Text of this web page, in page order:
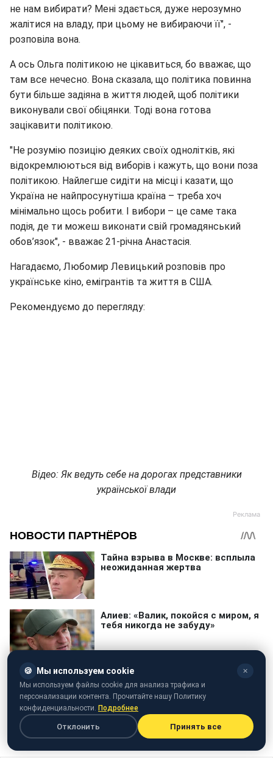
не нам вибирати? Мені здається, дуже нерозумно
жалітися на владу, при цьому не вибираючи її", -
розповіла вона.
А ось Ольга політикою не цікавиться, бо вважає, що
там все нечесно. Вона сказала, що політика повинна
бути більше задіяна в життя людей, щоб політики
виконували свої обіцянки. Тоді вона готова
зацікавити політикою.
"Не розумію позицію деяких своїх однолітків, які
відокремлюються від виборів і кажуть, що вони поза
політикою. Найлегше сидіти на місці і казати, що
Україна не найпросунутіша країна – треба хоч
мінімально щось робити. І вибори – це саме така
подія, де ти можеш виконати свій громадянський
обов’язок", - вважає 21-річна Анастасія.
Нагадаємо, Любомир Левицький розповів про
українське кіно, емігрантів та життя в США.
Рекомендуємо до перегляду:
Відео: Як ведуть себе на дорогах представники
української влади
🍪 Мы используем cookie ✕
Мы используем файлы cookie для анализа трафика и
персонализации контента. Прочитайте нашу Политику
конфиденциальности. Подробнее
Отклонить Принять все